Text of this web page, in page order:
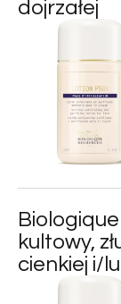
dojrzałej
kultowy,
cienkiej i/